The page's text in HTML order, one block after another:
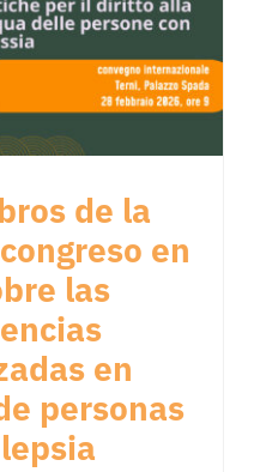
de la
en
las
en
personas